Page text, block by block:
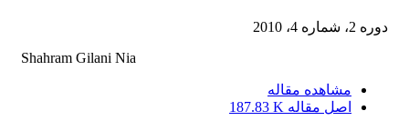
دوره 2، شماره 4، 2010
Shahram Gilani Nia
مشاهده مقاله
اصل مقاله 187.83 K